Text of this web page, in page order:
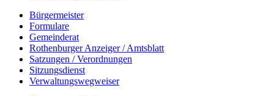
Bürgermeister
Formulare
Gemeinderat
Rothenburger Anzeiger / Amtsblatt
Satzungen / Verordnungen
Sitzungsdienst
Verwaltungswegweiser